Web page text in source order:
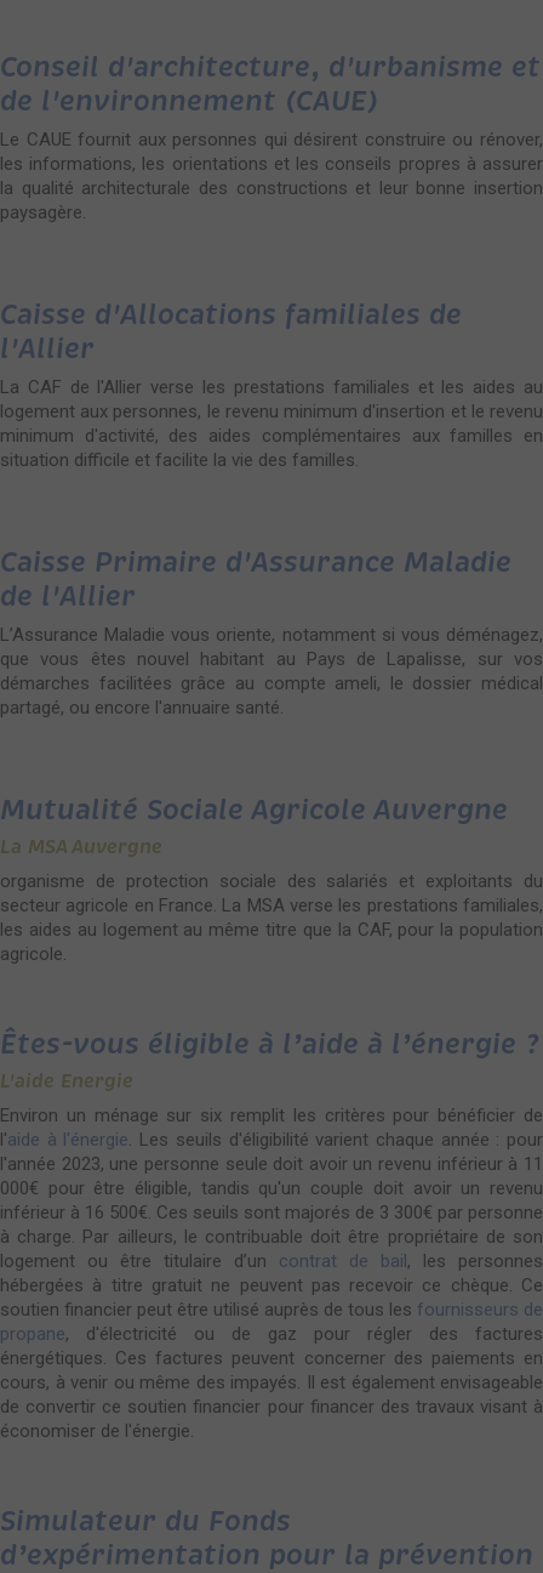
Conseil d'architecture, d'urbanisme et
de l'environnement (CAUE)
Le CAUE fournit aux personnes qui désirent construire ou rénover,
les informations, les orientations et les conseils propres à assurer
la qualité architecturale des constructions et leur bonne insertion
paysagère.
Caisse d'Allocations familiales de
l'Allier
La CAF de l'Allier verse les prestations familiales et les aides au
logement aux personnes, le revenu minimum d'insertion et le revenu
minimum d'activité, des aides complémentaires aux familles en
situation difficile et facilite la vie des familles.
Caisse Primaire d'Assurance Maladie
de l'Allier
L’Assurance Maladie vous oriente, notamment si vous déménagez,
que vous êtes nouvel habitant au Pays de Lapalisse, sur vos
démarches facilitées grâce au compte ameli, le dossier médical
partagé, ou encore l'annuaire santé.
Mutualité Sociale Agricole Auvergne
La MSA Auvergne
organisme de protection sociale des salariés et exploitants du
secteur agricole en France. La MSA verse les prestations familiales,
les aides au logement au même titre que la CAF, pour la population
agricole.
Êtes-vous éligible à l’aide à l’énergie ?
L'aide Energie
Environ un ménage sur six remplit les critères pour bénéficier de
l'aide à l'énergie. Les seuils d'éligibilité varient chaque année : pour
l'année 2023, une personne seule doit avoir un revenu inférieur à 11
000€ pour être éligible, tandis qu'un couple doit avoir un revenu
inférieur à 16 500€. Ces seuils sont majorés de 3 300€ par personne
à charge. Par ailleurs, le contribuable doit être propriétaire de son
logement ou être titulaire d’un contrat de bail, les personnes
hébergées à titre gratuit ne peuvent pas recevoir ce chèque. Ce
soutien financier peut être utilisé auprès de tous les fournisseurs de
propane, d'électricité ou de gaz pour régler des factures
énergétiques. Ces factures peuvent concerner des paiements en
cours, à venir ou même des impayés. Il est également envisageable
de convertir ce soutien financier pour financer des travaux visant à
économiser de l'énergie.
Simulateur du Fonds
d’expérimentation pour la prévention